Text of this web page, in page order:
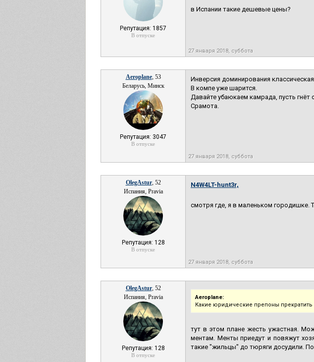
Репутация: 1857
В отпуске
в Испании такие дешевые цены?
27 января 2018, суббота
Aeroplane, 53
Беларусь, Минск
Репутация: 3047
В отпуске
Инверсия доминирования
В компе уже шарится.
Давайте убаюкаем камрада, пусть гнёт
Срамота.
27 января 2018, суббота
OlegAstur, 52
Испания, Pravia
Репутация: 128
В отпуске
N4W4LT-hunt3r,
смотря где, я в маленьком городишке.
27 января 2018, суббота
OlegAstur, 52
Испания, Pravia
Репутация: 128
В отпуске
Aeroplane:
Какие юридические препоны прекратить
тут в этом плане жесть ужастная.
ментам. Менты приедут и повяжут
такие "жильцы" до тюряги досудили.